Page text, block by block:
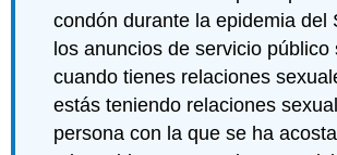
condón durante la epidemia del
los anuncios de servicio público
cuando tienes relaciones
estás teniendo relaciones
persona con la que se ha